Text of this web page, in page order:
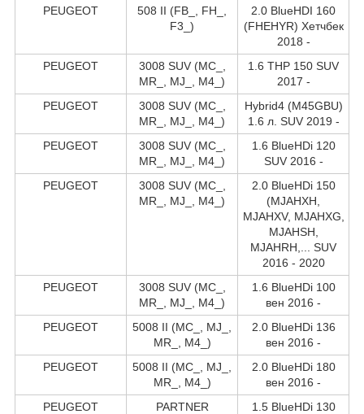
PEUGEOT
508 II (FB_, FH_,
F3_)
2.0 BlueHDI 160
(FHEHYR) Хетчбек
2018 -
PEUGEOT
3008 SUV (MC_,
MR_, MJ_, M4_)
1.6 THP 150 SUV
2017 -
PEUGEOT
3008 SUV (MC_,
MR_, MJ_, M4_)
Hybrid4 (M45GBU)
1.6 л. SUV 2019 -
PEUGEOT
3008 SUV (MC_,
MR_, MJ_, M4_)
1.6 BlueHDi 120
SUV 2016 -
PEUGEOT
3008 SUV (MC_,
MR_, MJ_, M4_)
2.0 BlueHDi 150
(MJAHXH,
MJAHXV, MJAHXG,
MJAHSH,
MJAHRH,... SUV
2016 - 2020
PEUGEOT
3008 SUV (MC_,
MR_, MJ_, M4_)
1.6 BlueHDi 100
вен 2016 -
PEUGEOT
5008 II (MC_, MJ_,
MR_, M4_)
2.0 BlueHDi 136
вен 2016 -
PEUGEOT
5008 II (MC_, MJ_,
MR_, M4_)
2.0 BlueHDi 180
вен 2016 -
PEUGEOT
PARTNER
1.5 BlueHDi 130